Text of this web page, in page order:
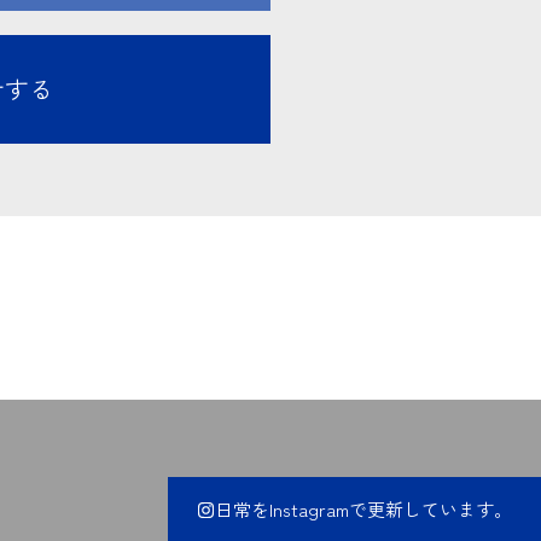
日常をInstagramで更新しています。
る